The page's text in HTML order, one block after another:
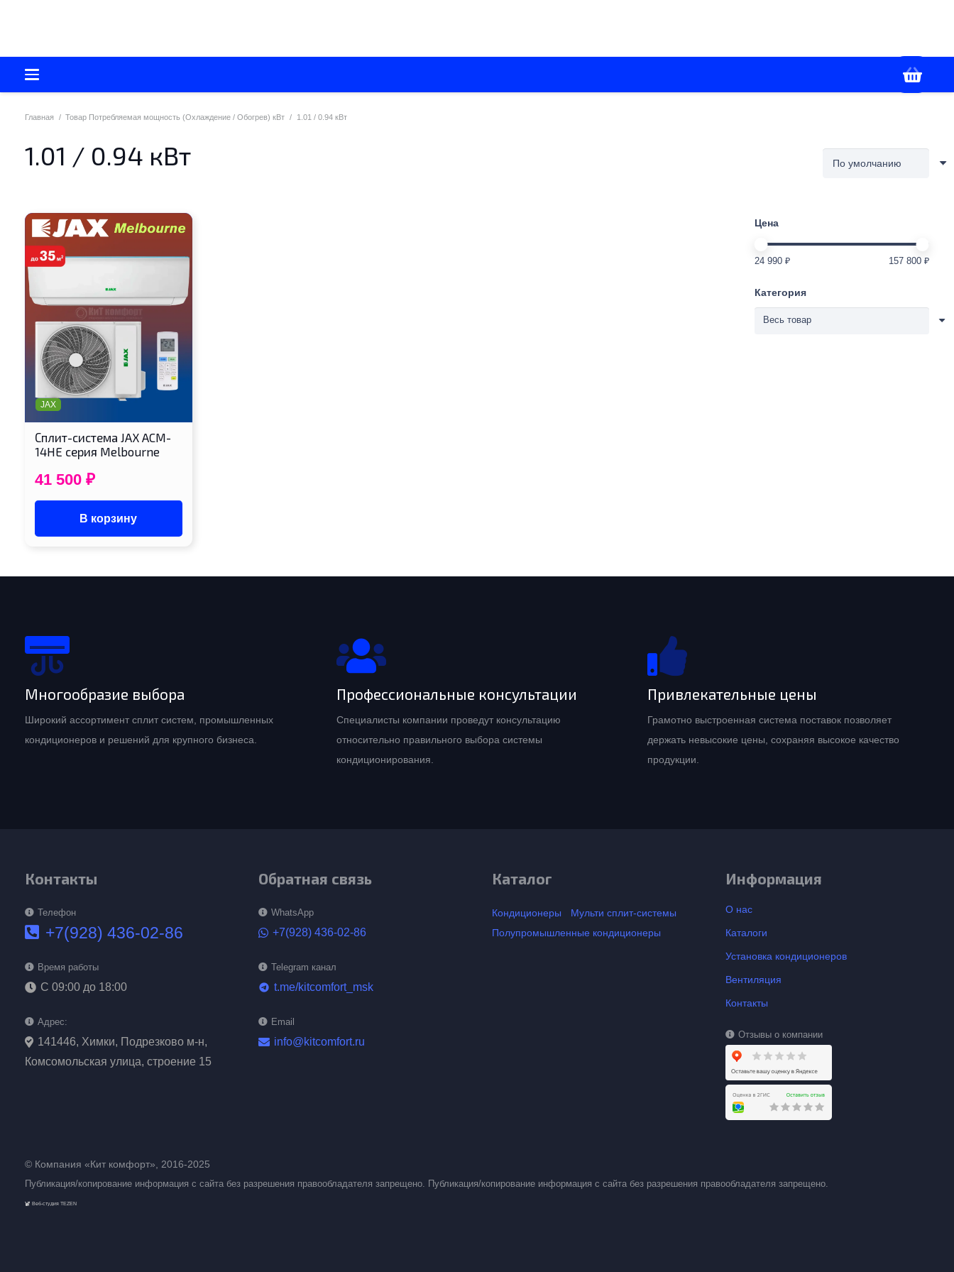
Главная / Товар Потребляемая мощность (Охлаждение / Обогрев) кВт / 1.01 / 0.94 кВт
1.01 / 0.94 кВт
JAX
Сплит-система JAX ACM-
14HE серия Melbourne
41 500 ₽
В корзину
Цена
24 990 ₽ 157 800 ₽
Категория
Многообразие выбора
Широкий ассортимент сплит систем, промышленных
кондиционеров и решений для крупного бизнеса.
Профессиональные консультации
Специалисты компании проведут консультацию
относительно правильного выбора системы
кондиционирования.
Привлекательные цены
Грамотно выстроенная система поставок позволяет
держать невысокие цены, сохраняя высокое качество
продукции.
Контакты
Телефон
+7(928) 436-02-86
Время работы
С 09:00 до 18:00
Адрес:
141446, Химки, Подрезково м-н,
Комсомольская улица, строение 15
Обратная связь
WhatsApp
+7(928) 436-02-86
Telegram канал
telegram t.me/kitcomfort_msk
Email
info@kitcomfort.ru
Каталог
Кондиционеры
Мульти сплит-системы
Полупромышленные кондиционеры
Информация
О нас
Каталоги
Установка кондиционеров
Вентиляция
Контакты
Отзывы о компании
© Компания «Кит комфорт», 2016-2025
Публикация/копирование информация с сайта без разрешения правообладателя запрещено. Публикация/копирование информация с сайта без разрешения правообладателя запрещено.
Веб-студия TEZEN